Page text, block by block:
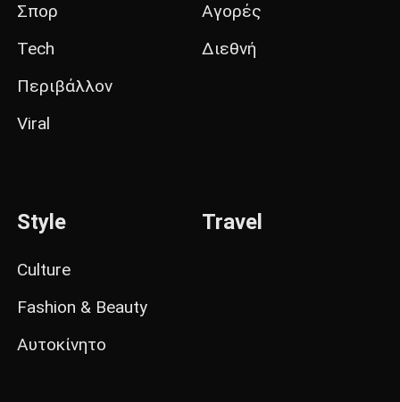
Σπορ
Tech
Περιβάλλον
Viral
Αγορές
Διεθνή
Style
Culture
Fashion & Beauty
Αυτοκίνητο
Travel